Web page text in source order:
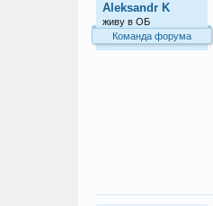
Aleksandr K
живу в ОБ
Команда форума